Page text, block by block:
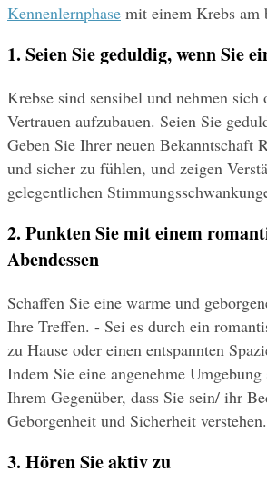
Kennenlernphase mit einem Krebs am
1. Seien Sie geduldig, wenn Sie
Krebse sind sensibel und nehmen
Vertrauen aufzubauen. Seien Sie
Geben Sie Ihrer neuen Bekanntschaft
und sicher zu fühlen, und zeigen
gelegentlichen
2. Punkten Sie mit einem
Abendessen
Schaffen Sie eine warme und
Ihre Treffen. - Sei es durch ein
zu Hause oder einen entspannten
Indem Sie eine angenehme
Ihrem Gegenüber, dass Sie sein/ ihr
Geborgenheit und Sicherheit verstehen.
3. Hören Sie aktiv zu